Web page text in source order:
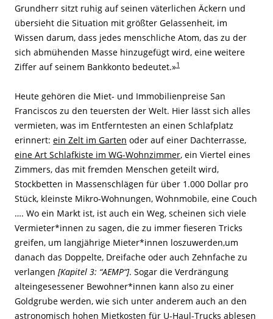
Grundherr sitzt ruhig auf seinen väterlichen Äckern und
übersieht die Situation mit größter Gelassenheit, im
Wissen darum, dass jedes menschliche Atom, das zu der
sich abmühenden Masse hinzugefügt wird, eine weitere
Ziffer auf seinem Bankkonto bedeutet.»1
Heute gehören die Miet- und Immobilienpreise San
Franciscos zu den teuersten der Welt. Hier lässt sich alles
vermieten, was im Entferntesten an einen Schlafplatz
erinnert: ein Zelt im Garten oder auf einer Dachterrasse,
eine Art Schlafkiste im WG-Wohnzimmer, ein Viertel eines
Zimmers, das mit fremden Menschen geteilt wird,
Stockbetten in Massenschlägen für über 1.000 Dollar pro
Stück, kleinste Mikro-Wohnungen, Wohnmobile, eine Couch
…. Wo ein Markt ist, ist auch ein Weg, scheinen sich viele
Vermieter*innen zu sagen, die zu immer fieseren Tricks
greifen, um langjährige Mieter*innen loszuwerden,um
danach das Doppelte, Dreifache oder auch Zehnfache zu
verlangen [Kapitel 3: “AEMP“]. Sogar die Verdrängung
alteingesessener Bewohner*innen kann also zu einer
Goldgrube werden, wie sich unter anderem auch an den
astronomisch hohen Mietkosten für U-Haul-Trucks ablesen